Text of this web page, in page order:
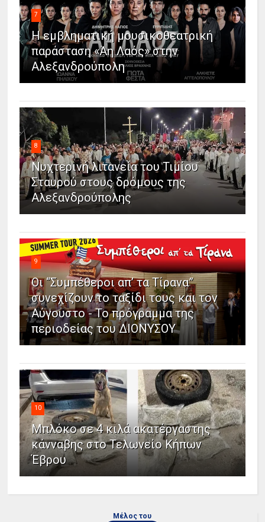
7
Η εμβληματική μουσικοθεατρική
παράσταση «Άη Λαός» στην
Αλεξανδρούπολη
8
Νυχτερινή λιτανεία του Τιμίου
Σταυρού στους δρόμους της
Αλεξανδρούπολης
9
Οι “Συμπέθεροι απ’ τα Τίρανα”
συνεχίζουν το ταξίδι τους και τον
Αύγουστο - Το πρόγραμμα της
περιοδείας του ΔΙΟΝΥΣΟΥ
10
Μπλόκο σε 4 κιλά ακατέργαστης
κάνναβης στο Τελωνείο Κήπων
Έβρου
Μέλος του